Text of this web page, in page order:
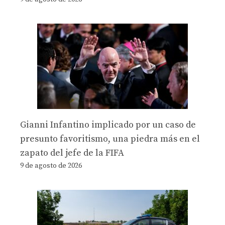
Gianni Infantino implicado por un caso de
presunto favoritismo, una piedra más en el
zapato del jefe de la FIFA
9 de agosto de 2026